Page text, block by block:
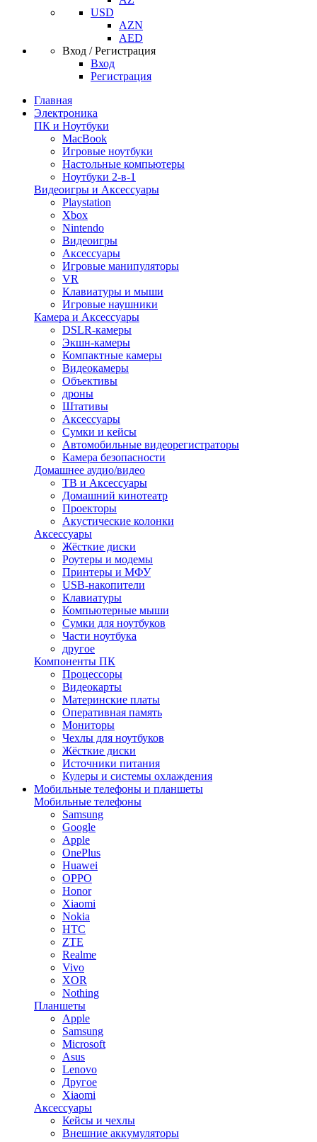
USD
AZN
AED
Вход / Регистрация
Вход
Регистрация
Главная
Электроника
ПК и Ноутбуки
MacBook
Игровые ноутбуки
Настольные компьютеры
Ноутбуки 2-в-1
Видеоигры и Аксессуары
Playstation
Xbox
Nintendo
Видеоигры
Аксессуары
Игровые манипуляторы
VR
Клавиатуры и мыши
Игровые наушники
Камера и Аксессуары
DSLR-камеры
Экшн-камеры
Компактные камеры
Видеокамеры
Объективы
дроны
Штативы
Аксессуары
Сумки и кейсы
Автомобильные видеорегистраторы
Камера безопасности
Домашнее аудио/видео
ТВ и Аксессуары
Домашний кинотеатр
Проекторы
Акустические колонки
Аксессуары
Жёсткие диски
Роутеры и модемы
Принтеры и МФУ
USB-накопители
Клавиатуры
Компьютерные мыши
Сумки для ноутбуков
Части ноутбука
другое
Компоненты ПК
Процессоры
Видеокарты
Материнские платы
Оперативная память
Мониторы
Чехлы для ноутбуков
Жёсткие диски
Источники питания
Кулеры и системы охлаждения
Мобильные телефоны и планшеты
Мобильные телефоны
Samsung
Google
Apple
OnePlus
Huawei
OPPO
Honor
Xiaomi
Nokia
HTC
ZTE
Realme
Vivo
XOR
Nothing
Планшеты
Apple
Samsung
Microsoft
Asus
Lenovo
Другое
Xiaomi
Аксессуары
Кейсы и чехлы
Внешние аккумуляторы